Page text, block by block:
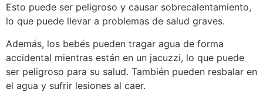
Esto puede ser peligroso y causar sobrecalentamiento,
lo que puede llevar a problemas de salud graves.
Además, los bebés pueden tragar agua de forma
accidental mientras están en un jacuzzi, lo que puede
ser peligroso para su salud. También pueden resbalar en
el agua y sufrir lesiones al caer.